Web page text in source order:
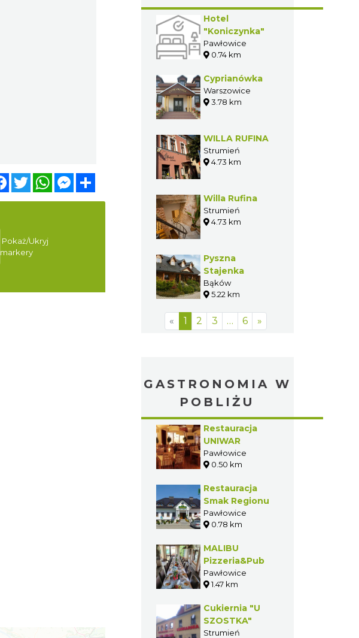
FacebookTwitterWhatsAppMessenger
Pokaż/Ukryj
markery
Hotel
"Koniczynka"
Pawłowice
0.74 km
Cyprianówka
Warszowice
3.78 km
WILLA RUFINA
Strumień
4.73 km
Willa Rufina
Strumień
4.73 km
Pyszna
Stajenka
Bąków
5.22 km
« 1 2 3 … 6 »
GASTRONOMIA W
POBLIŻU
Restauracja
UNIWAR
Pawłowice
0.50 km
Restauracja
Smak Regionu
Pawłowice
0.78 km
MALIBU
Pizzeria&Pub
Pawłowice
1.47 km
Cukiernia "U
SZOSTKA"
Strumień